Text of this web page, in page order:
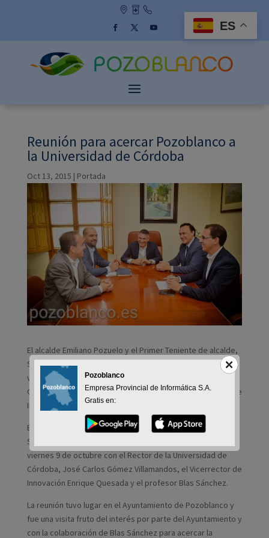
Reunión para acercar Pozoblanco a
la Universidad de Córdoba
Oct 13, 2015 | Portada
El alcalde Emiliano Pozuelo y el Primer Teniente de alcalde,
Santiago Cabello, mantuvieron una reunión el pasado
viernes 9 de octubre con el Rector de la Universidad de
Córdoba, José Carlos Gómez Villamandos, el Vicerrector de
Innovación Enrique Quesada y el profesor Blas Sánchez.
El alcalde Emiliano Pozuelo y el Primer Teniente de alcalde,
Santiago Cabello, mantuvieron una reunión el pasado
viernes 9 de octubre con el Rector de la Universidad de
Córdoba, José Carlos Gómez Villamandos, el Vicerrector de
Innovación Enrique Quesada y el profesor Blas Sánchez.
La reunión tuvo lugar en el Ayuntamiento de Pozoblanco y
fue una visita fruto del interés por parte del Ayuntamiento y
con la colaboración de Blas Sánchez para acercar la
ES
Pozoblanco
Empresa Provincial de Informática S.A.
Gratis en: